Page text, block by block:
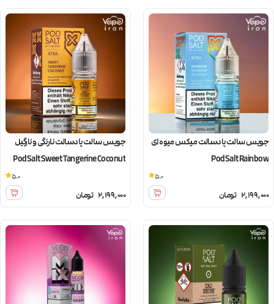
جویس سالت پادسالت میکس میوه ای
PodSalt Rainbow
2,199,000 تومان
5.0
جویس سالت پادسالت نارنگی و نارگیل
PodSalt Sweet Tangerine Coconut
2,199,000 تومان
5.0